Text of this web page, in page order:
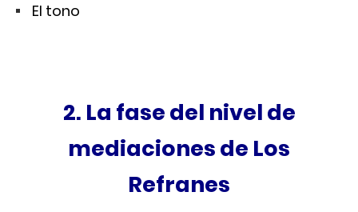
El tono
2. La fase del nivel de
mediaciones de Los
Refranes